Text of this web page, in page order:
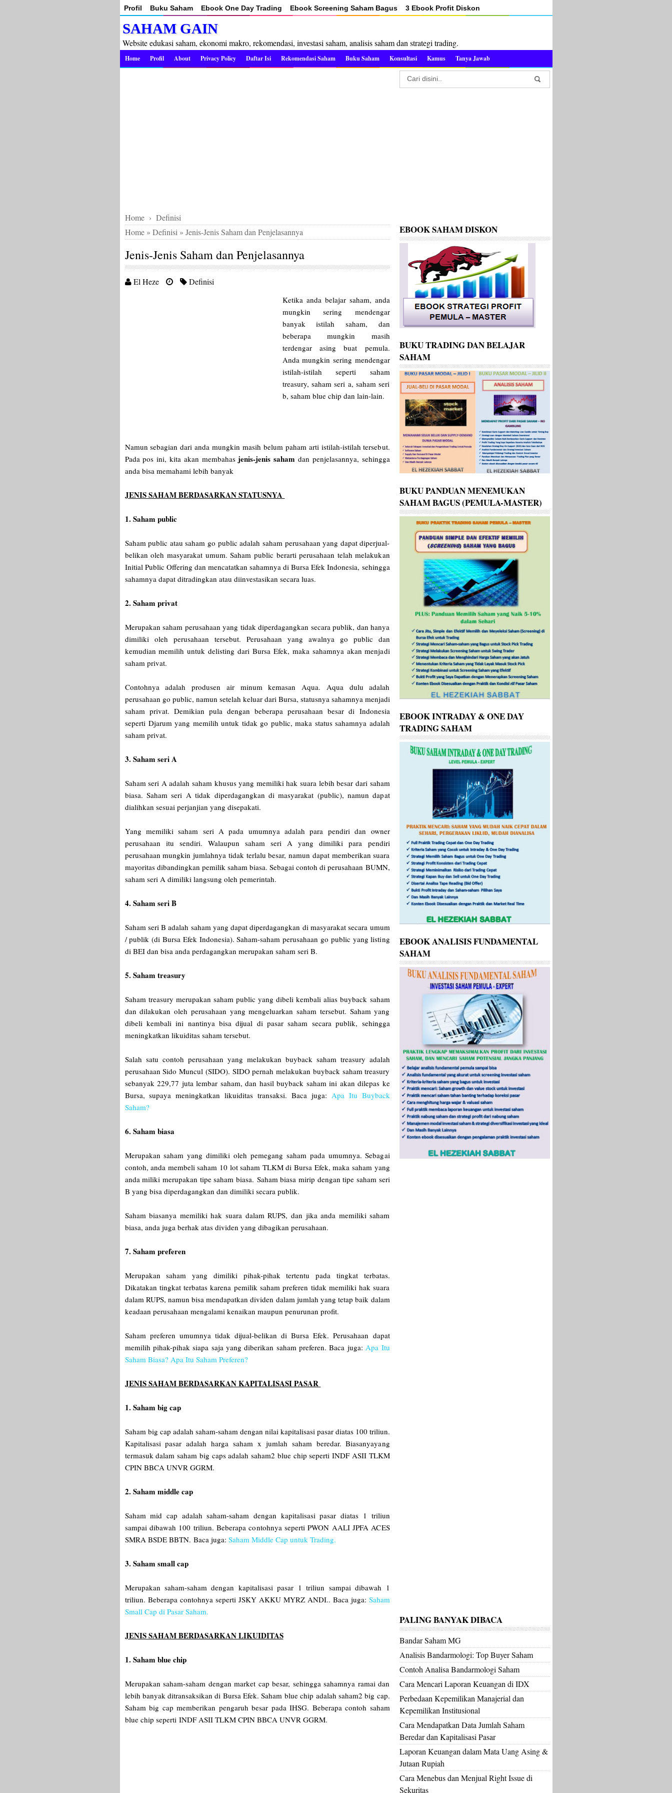
Profil Buku Saham Ebook One Day Trading Ebook Screening Saham Bagus 3 Ebook Profit Diskon
SAHAM GAIN
Website edukasi saham, ekonomi makro, rekomendasi, investasi saham, analisis saham dan strategi trading.
Home Profil About Privacy Policy Daftar Isi Rekomendasi Saham Buku Saham Konsultasi Kamus Tanya Jawab
Home › Definisi
Home» Definisi » Jenis-Jenis Saham dan Penjelasannya
Jenis-Jenis Saham dan Penjelasannya
El Heze Definisi
Ketika anda belajar saham, anda
mungkin sering mendengar
banyak istilah saham, dan
beberapa mungkin masih
terdengar asing buat pemula.
Anda mungkin sering mendengar
istilah-istilah seperti saham
treasury, saham seri a, saham seri
b, saham blue chip dan lain-lain.
Namun sebagian dari anda mungkin masih belum paham arti istilah-istilah tersebut.
Pada pos ini, kita akan membahas jenis-jenis saham dan penjelasannya, sehingga
anda bisa memahami lebih banyak
JENIS SAHAM BERDASARKAN STATUSNYA
1. Saham public
Saham public atau saham go public adalah saham perusahaan yang dapat diperjual-
belikan oleh masyarakat umum. Saham public berarti perusahaan telah melakukan
Initial Public Offering dan mencatatkan sahamnya di Bursa Efek Indonesia, sehingga
sahamnya dapat ditradingkan atau diinvestasikan secara luas.
2. Saham privat
Merupakan saham perusahaan yang tidak diperdagangkan secara publik, dan hanya
dimiliki oleh perusahaan tersebut. Perusahaan yang awalnya go public dan
kemudian memilih untuk delisting dari Bursa Efek, maka sahamnya akan menjadi
saham privat.
Contohnya adalah produsen air minum kemasan Aqua. Aqua dulu adalah
perusahaan go public, namun setelah keluar dari Bursa, statusnya sahamnya menjadi
saham privat. Demikian pula dengan beberapa perusahaan besar di Indonesia
seperti Djarum yang memilih untuk tidak go public, maka status sahamnya adalah
saham privat.
3. Saham seri A
Saham seri A adalah saham khusus yang memiliki hak suara lebih besar dari saham
biasa. Saham seri A tidak diperdagangkan di masyarakat (public), namun dapat
dialihkan sesuai perjanjian yang disepakati.
Yang memiliki saham seri A pada umumnya adalah para pendiri dan owner
perusahaan itu sendiri. Walaupun saham seri A yang dimiliki para pendiri
perusahaan mungkin jumlahnya tidak terlalu besar, namun dapat memberikan suara
mayoritas dibandingkan pemilik saham biasa. Sebagai contoh di perusahaan BUMN,
saham seri A dimiliki langsung oleh pemerintah.
4. Saham seri B
Saham seri B adalah saham yang dapat diperdagangkan di masyarakat secara umum
/ publik (di Bursa Efek Indonesia). Saham-saham perusahaan go public yang listing
di BEI dan bisa anda perdagangkan merupakan saham seri B.
5. Saham treasury
Saham treasury merupakan saham public yang dibeli kembali alias buyback saham
dan dilakukan oleh perusahaan yang mengeluarkan saham tersebut. Saham yang
dibeli kembali ini nantinya bisa dijual di pasar saham secara publik, sehingga
meningkatkan likuiditas saham tersebut.
Salah satu contoh perusahaan yang melakukan buyback saham treasury adalah
perusahaan Sido Muncul (SIDO). SIDO pernah melakukan buyback saham treasury
sebanyak 229,77 juta lembar saham, dan hasil buyback saham ini akan dilepas ke
Bursa, supaya meningkatkan likuiditas transaksi. Baca juga: Apa Itu Buyback
Saham?
6. Saham biasa
Merupakan saham yang dimiliki oleh pemegang saham pada umumnya. Sebagai
contoh, anda membeli saham 10 lot saham TLKM di Bursa Efek, maka saham yang
anda miliki merupakan tipe saham biasa. Saham biasa mirip dengan tipe saham seri
B yang bisa diperdagangkan dan dimiliki secara publik.
Saham biasanya memiliki hak suara dalam RUPS, dan jika anda memiliki saham
biasa, anda juga berhak atas dividen yang dibagikan perusahaan.
7. Saham preferen
Merupakan saham yang dimiliki pihak-pihak tertentu pada tingkat terbatas.
Dikatakan tingkat terbatas karena pemilik saham preferen tidak memiliki hak suara
dalam RUPS, namun bisa mendapatkan dividen dalam jumlah yang tetap baik dalam
keadaan perusahaan mengalami kenaikan maupun penurunan profit.
Saham preferen umumnya tidak dijual-belikan di Bursa Efek. Perusahaan dapat
memilih pihak-pihak siapa saja yang diberikan saham preferen. Baca juga:Apa Itu
Saham Biasa? Apa Itu Saham Preferen?
JENIS SAHAM BERDASARKAN KAPITALISASI PASAR
1. Saham big cap
Saham big cap adalah saham-saham dengan nilai kapitalisasi pasar diatas 100 triliun.
Kapitalisasi pasar adalah harga saham x jumlah saham beredar. Biasanyayang
termasuk dalam saham big caps adalah saham2 blue chip seperti INDF ASII TLKM
CPIN BBCA UNVR GGRM.
2. Saham middle cap
Saham mid cap adalah saham-saham dengan kapitalisasi pasar diatas 1 triliun
sampai dibawah 100 triliun. Beberapa contohnya seperti PWON AALI JPFA ACES
SMRA BSDE BBTN. Baca juga: Saham Middle Cap untuk Trading.
3. Saham small cap
Merupakan saham-saham dengan kapitalisasi pasar 1 triliun sampai dibawah 1
triliun. Beberapa contohnya seperti JSKY AKKU MYRZ ANDI.. Baca juga: Saham
Small Cap di Pasar Saham.
JENIS SAHAM BERDASARKAN LIKUIDITAS
1. Saham blue chip
Merupakan saham-saham dengan market cap besar, sehingga sahamnya ramai dan
lebih banyak ditransaksikan di Bursa Efek. Saham blue chip adalah saham2 big cap.
Saham big cap memberikan pengaruh besar pada IHSG. Beberapa contoh saham
blue chip seperti INDF ASII TLKM CPIN BBCA UNVR GGRM.
EBOOK SAHAM DISKON
BUKU TRADING DAN BELAJAR
SAHAM
BUKU PANDUAN MENEMUKAN
SAHAM BAGUS (PEMULA-MASTER)
EBOOK INTRADAY & ONE DAY
TRADING SAHAM
EBOOK ANALISIS FUNDAMENTAL
SAHAM
PALING BANYAK DIBACA
Bandar Saham MG
Analisis Bandarmologi: Top Buyer Saham
Contoh Analisa Bandarmologi Saham
Cara Mencari Laporan Keuangan di IDX
Perbedaan Kepemilikan Manajerial dan
Kepemilikan Institusional
Cara Mendapatkan Data Jumlah Saham
Beredar dan Kapitalisasi Pasar
Laporan Keuangan dalam Mata Uang Asing &
Jutaan Rupiah
Cara Menebus dan Menjual Right Issue di
Sekuritas